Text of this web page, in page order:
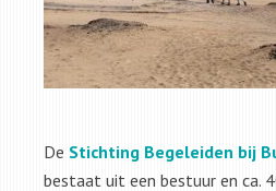
De Stichting Begeleiden bij
bestaat uit een bestuur en ca.